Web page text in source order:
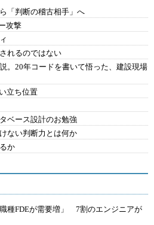
「判断の稽古相手」へ
攻撃
れるのではない
。20年コードを書いて悟った、建設現場
立ち位置
ベース設計のお勉強
ない判断力とは何か
か
種FDEが需要増」 7割のエンジニアが